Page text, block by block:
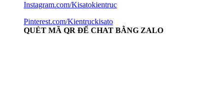
Instagram.com/Kisatokientruc
Pinterest.com/Kientruckisato
QUÉT MÃ QR ĐỂ CHAT BẰNG ZALO